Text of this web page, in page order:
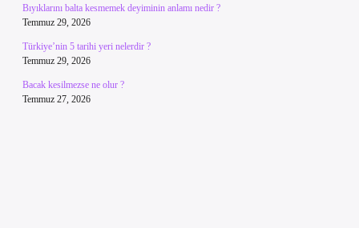
Bıyıklarını balta kesmemek deyiminin anlamı nedir ?
Temmuz 29, 2026
Türkiye’nin 5 tarihi yeri nelerdir ?
Temmuz 29, 2026
Bacak kesilmezse ne olur ?
Temmuz 27, 2026